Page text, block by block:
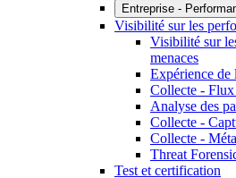
Entreprise -
Visibilité sur les
Visibilité sur
menaces
Expérience de
Collecte -
Analyse des
Collecte -
Collecte -
Threat
Test et certification